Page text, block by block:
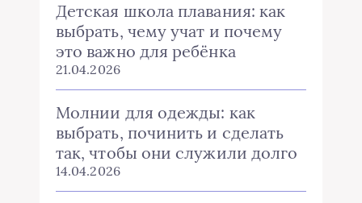
Детская школа плавания: как
выбрать, чему учат и почему
это важно для ребёнка
21.04.2026
Молнии для одежды: как
выбрать, починить и сделать
так, чтобы они служили долго
14.04.2026